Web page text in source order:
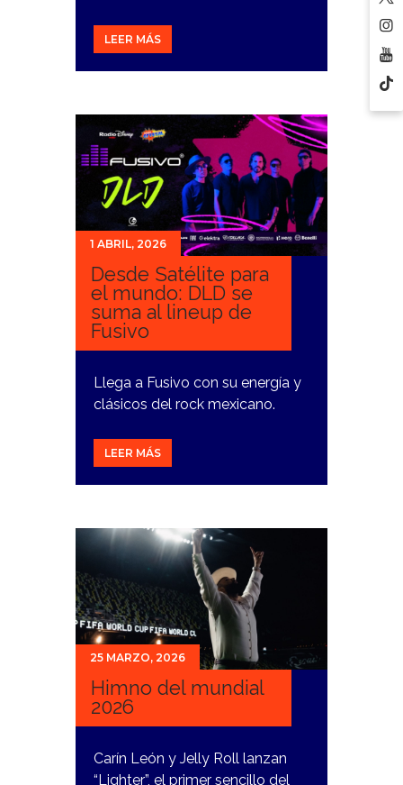
LEER MÁS
1 ABRIL, 2026
Desde Satélite para
el mundo: DLD se
suma al lineup de
Fusivo
Llega a Fusivo con su energía y
clásicos del rock mexicano.
LEER MÁS
25 MARZO, 2026
Himno del mundial
2026
Carín León y Jelly Roll lanzan
“Lighter”, el primer sencillo del